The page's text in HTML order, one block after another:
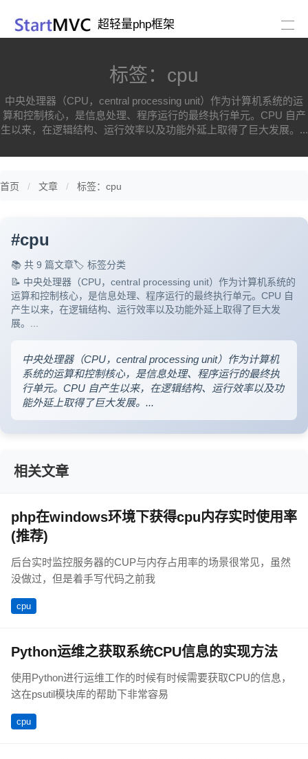
超轻量php框架
标签：cpu
中央处理器（CPU，central processing unit）作为计算机系统的运
算和控制核心，是信息处理、程序运行的最终执行单元。CPU 自产
生以来，在逻辑结构、运行效率以及功能外延上取得了巨大发展。...
首页 文章 标签：cpu
#cpu
📚 共 9 篇文章🏷️ 标签分类
📝 中央处理器（CPU，central processing unit）作为计算机系统的
运算和控制核心，是信息处理、程序运行的最终执行单元。CPU 自
产生以来，在逻辑结构、运行效率以及功能外延上取得了巨大发
展。...
中央处理器（CPU，central processing unit）作为计算机
系统的运算和控制核心，是信息处理、程序运行的最终执
行单元。CPU 自产生以来，在逻辑结构、运行效率以及功
能外延上取得了巨大发展。...
相关文章
php在windows环境下获得cpu内存实时使用率
(推荐)
后台实时监控服务器的CUP与内存占用率的场景很常见，虽然
没做过，但是着手写代码之前我
cpu
Python运维之获取系统CPU信息的实现方法
使用Python进行运维工作的时候有时候需要获取CPU的信息，
这在psutil模块库的帮助下非常容易
cpu